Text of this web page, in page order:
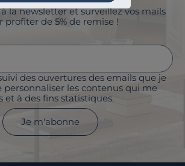
la newsletter et surveillez vos mails
profiter de 5% de remise !
des ouvertures des emails que je
personnaliser les contenus qui me
et à des fins statistiques.
Je m'abonne